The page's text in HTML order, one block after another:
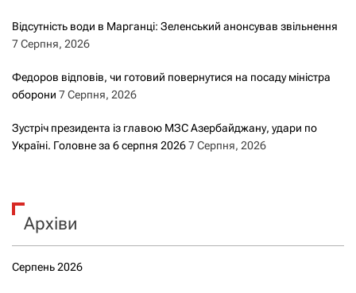
Відсутність води в Марганці: Зеленський анонсував звільнення
7 Серпня, 2026
Федоров відповів, чи готовий повернутися на посаду міністра
оборони 7 Серпня, 2026
Зустріч президента із главою МЗС Азербайджану, удари по
Україні. Головне за 6 серпня 20267 Серпня, 2026
Архіви
Серпень 2026